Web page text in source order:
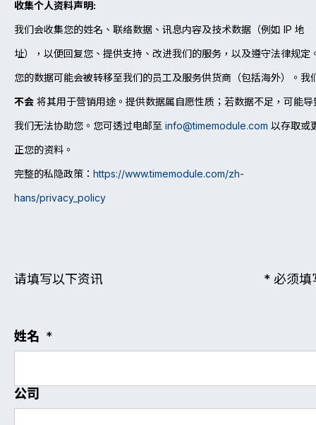
收集个人资料声明:
我们会收集您的姓名、联络数据、讯息内容及技术数据（例如 IP 地
址），以便回复您、提供支持、改进我们的服务，以及遵守法律规定
您的数据可能会被转移至我们的员工及服务供货商（包括海外）。我
不会 将其用于营销用途。提供数据属自愿性质；若数据不足，可能导
我们无法协助您。您可透过电邮至 info@timemodule.com 以存取或
正您的资料。
完整的私隐政策： https://www.timemodule.com/zh-
hans/privacy_policy
请填写以下资讯 * 必须填
姓名 *
公司